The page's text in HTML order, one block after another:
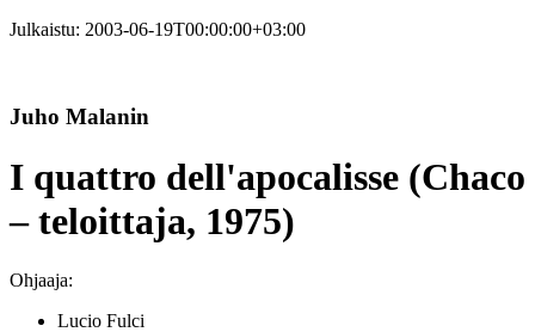
Julkaistu: 2003-06-19T00:00:00+03:00
Juho Malanin
I quattro dell'apocalisse (Chaco
– teloittaja, 1975)
Ohjaaja:
Lucio Fulci